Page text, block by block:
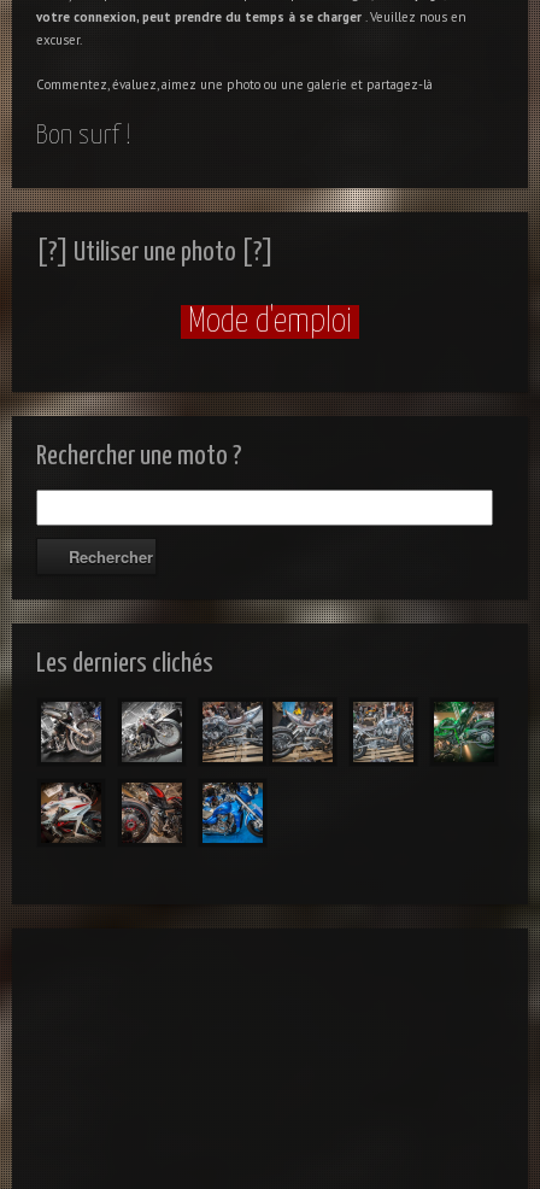
votre connexion, peut prendre du temps à se charger . Veuillez nous en
excuser.
Commentez, évaluez, aimez une photo ou une galerie et partagez-là
Bon surf !
[?] Utiliser une photo [?]
Mode d'emploi
Rechercher une moto ?
Les derniers clichés